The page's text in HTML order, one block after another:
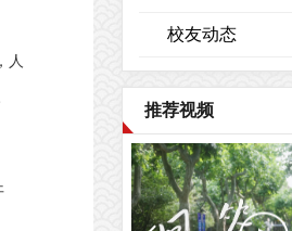
人
校友动态
推荐视频